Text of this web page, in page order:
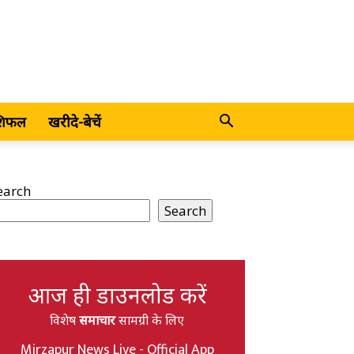
खरीदे-बेचें
Search
आज ही डाउनलोड करें
विशेषसमाचारसामग्री के लिए